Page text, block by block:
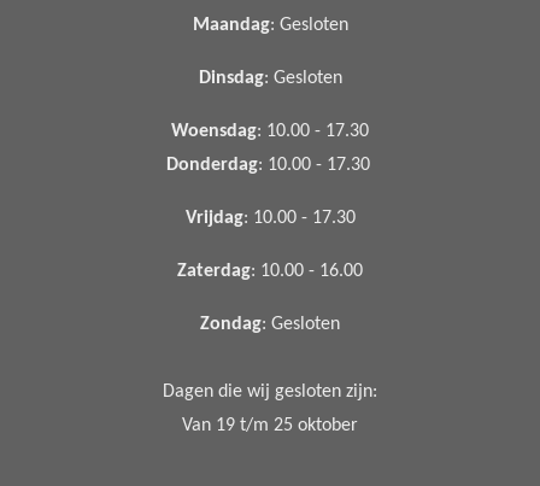
Maandag: Gesloten
Dinsdag: Gesloten
Woensdag: 10.00 - 17.30
Donderdag: 10.00 - 17.30
Vrijdag: 10.00 - 17.30
Zaterdag: 10.00 - 16.00
Zondag: Gesloten
Dagen die wij gesloten zijn:
Van 19 t/m 25 oktober